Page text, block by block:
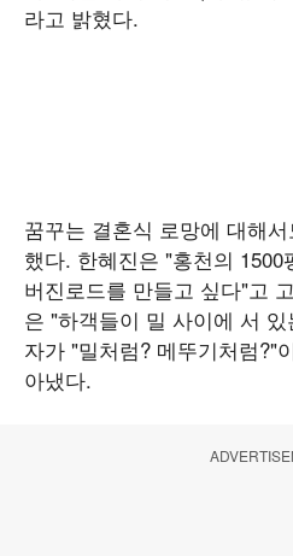
라고 밝혔다.
꿈꾸는 결혼식 로망에 대해
했다. 한혜진은 "홍천의
버진로드를 만들고 싶다"고
은 "하객들이 밀 사이에 서
자가 "밀처럼? 메뚜기처럼?"
아냈다.